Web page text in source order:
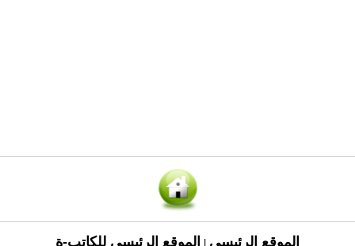
الموقع الرئيسي الموقع الرئيسي للكاتب-ة